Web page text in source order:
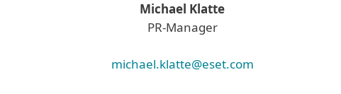
Michael Klatte
PR-Manager
michael.klatte@eset.com